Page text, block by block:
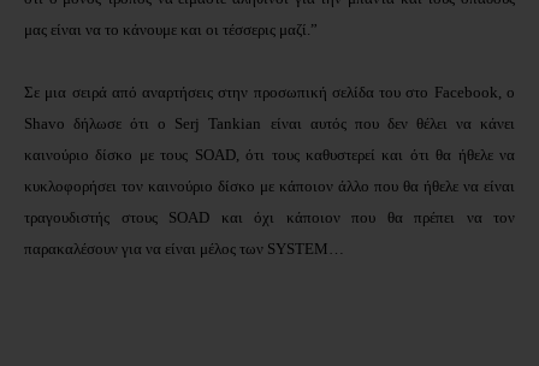
μας είναι να το κάνουμε και οι τέσσερις μαζί.”
Σε μια σειρά από αναρτήσεις στην προσωπική σελίδα του στο Facebook, ο
Shavo δήλωσε ότι ο Serj Tankian είναι αυτός που δεν θέλει να κάνει
καινούριο δίσκο με τους SOAD, ότι τους καθυστερεί και ότι θα ήθελε να
κυκλοφορήσει τον καινούριο δίσκο με κάποιον άλλο που θα ήθελε να είναι
τραγουδιστής στους SOAD και όχι κάποιον που θα πρέπει να τον
παρακαλέσουν για να είναι μέλος των SYSTEM…